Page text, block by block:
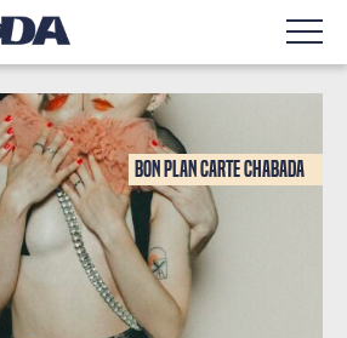
Bon Plan Carte Chabada